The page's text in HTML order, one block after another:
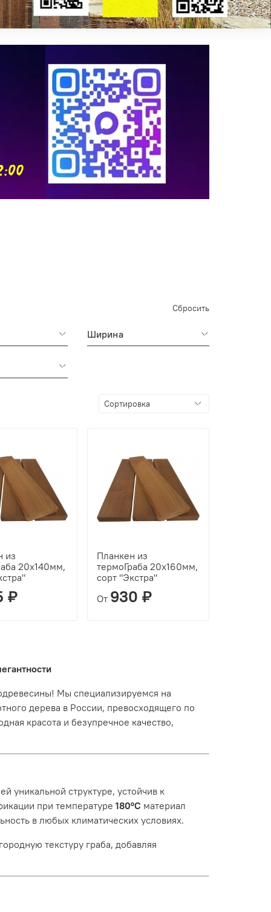
Сбросить
Ширина
из
20х140мм,
₽
Планкен из
термоГраба 20х160мм,
сорт "Экстра"
От 930 ₽
Мы специализируемся на
дерева в России, превосходящего по
красота и безупречное качество,
уникальной структуре, устойчив к
при температуре 180°C материал
в любых климатических условиях.
текстуру граба, добавляя